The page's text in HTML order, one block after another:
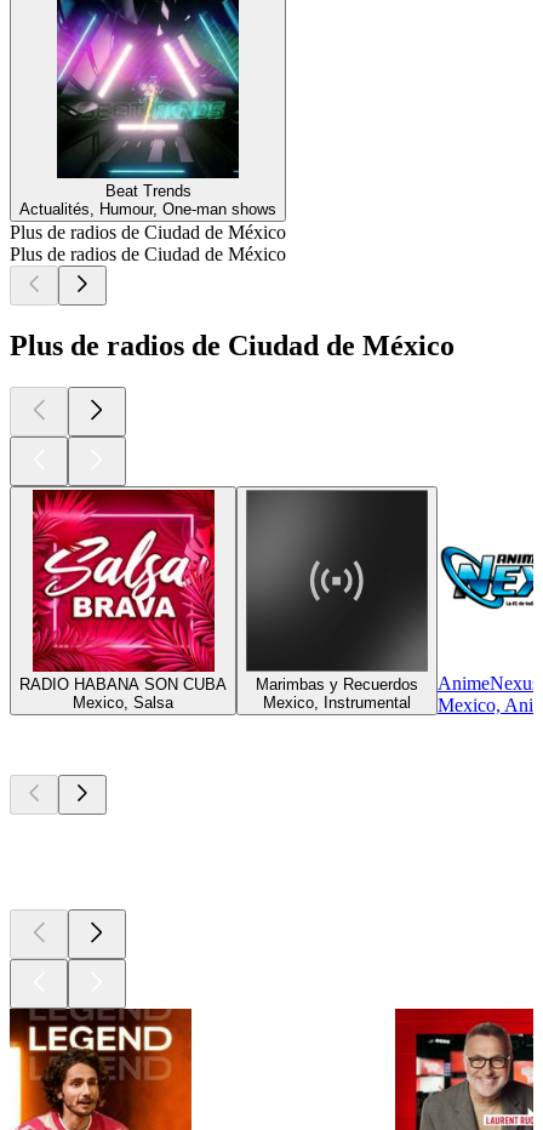
Beat Trends
Actualités, Humour, One-man shows
Plus de radios de Ciudad de México
Plus de radios de Ciudad de México
Plus de radios de Ciudad de México
RADIO HABANA SON CUBA
Mexico, Salsa
Marimbas y Recuerdos
Mexico, Instrumental
AnimeNexus
Mexico,